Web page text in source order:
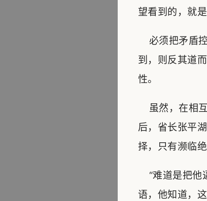
望看到的，就
必须把矛盾
到，则反其道
性。
虽然，在相
后，省长张平
择，只有濒临
“难道是把他
语，他知道，